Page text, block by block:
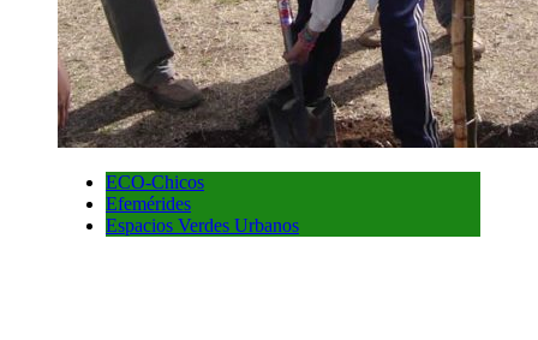
ECO-Chicos
Efemérides
Espacios Verdes Urbanos